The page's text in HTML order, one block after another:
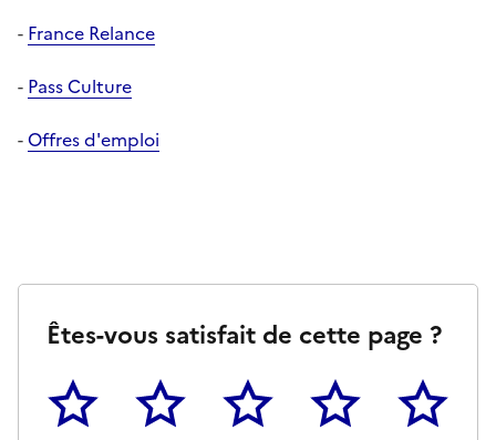
- France Relance
- Pass Culture
-Offres d'emploi
Êtes-vous satisfait de cette page ?
1 2 3 4 5